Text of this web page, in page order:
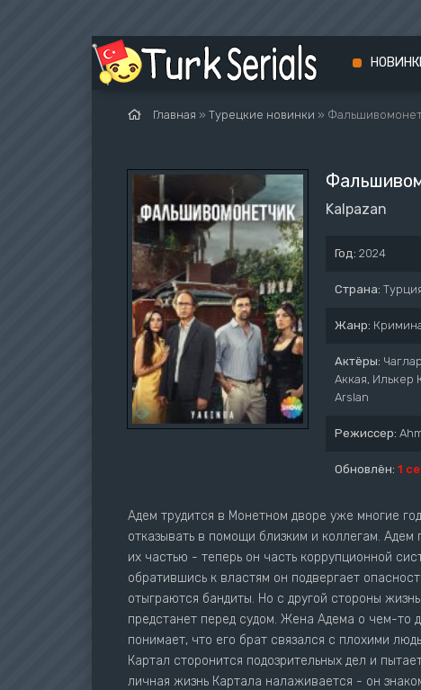
Главная » Турецкие новинки »
Kalpazan
Год: 2024
Страна:
Жанр:
Актёры:
Аккая, Илькер
Arslan
Режиссер:
Обновлён: 1
Адем трудится в Монетном дворе уже многие
отказывать в помощи близким и коллегам.
их частью - теперь он часть коррупционной
обратившись к властям он подвергает
отыграются бандиты. Но с другой стороны
предстанет перед судом. Жена Адема о чем-то
понимает, что его брат связался с плохими
Картал сторонится подозрительных дел и
личная жизнь Картала налаживается - он